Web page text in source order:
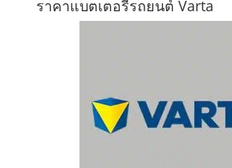
ราคาแบตเตอรี่รถยนต์ Varta